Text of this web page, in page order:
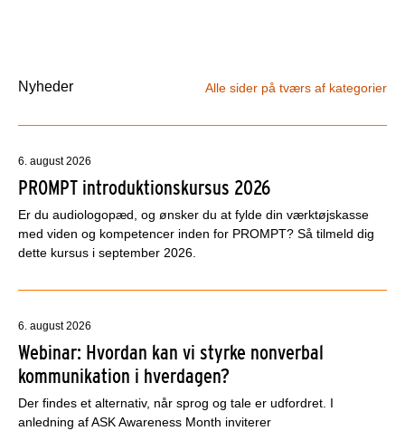
Nyheder Alle sider på tværs af kategorier
6. august 2026
PROMPT introduktionskursus 2026
Er du audiologopæd, og ønsker du at fylde din værktøjskasse
med viden og kompetencer inden for PROMPT? Så tilmeld dig
dette kursus i september 2026.
6. august 2026
Webinar: Hvordan kan vi styrke nonverbal
kommunikation i hverdagen?
Der findes et alternativ, når sprog og tale er udfordret. I
anledning af ASK Awareness Month inviterer